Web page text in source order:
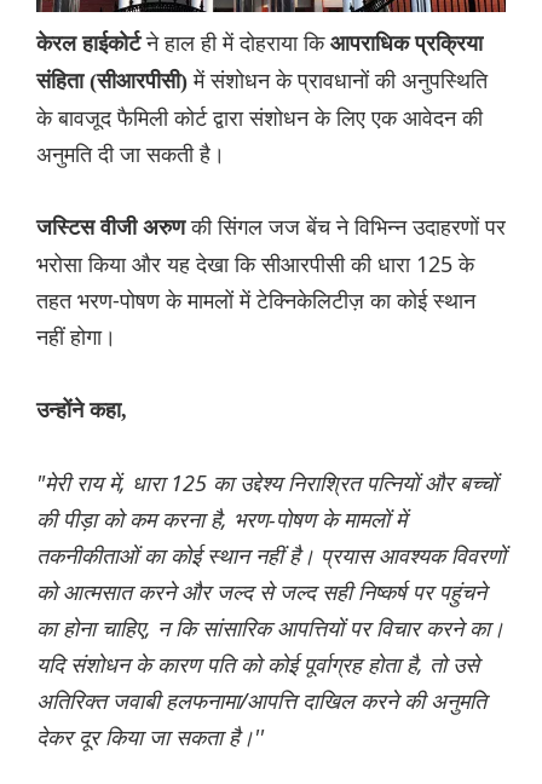
केरल हाईकोर्टने हाल ही में दोहराया कि आपराधिक प्रक्रिया
संहिता (सीआरपीसी)में संशोधन के प्रावधानों की अनुपस्थिति
के बावजूद फैमिली कोर्ट द्वारा संशोधन के लिए एक आवेदन की
अनुमति दी जा सकती है।
जस्टिस वीजी अरुणकी सिंगल जज बेंच ने विभिन्न उदाहरणों पर
भरोसा किया और यह देखा कि सीआरपीसी की धारा 125 के
तहत भरण-पोषण के मामलों में टेक्निकेलिटीज़ का कोई स्थान
नहीं होगा।
उन्होंने कहा,
"मेरी राय में, धारा 125 का उद्देश्य निराश्रित पत्नियों और बच्चों
की पीड़ा को कम करना है, भरण-पोषण के मामलों में
तकनीकीताओं का कोई स्थान नहीं है। प्रयास आवश्यक विवरणों
को आत्मसात करने और जल्द से जल्द सही निष्कर्ष पर पहुंचने
का होना चाहिए, न कि सांसारिक आपत्तियों पर विचार करने का।
यदि संशोधन के कारण पति को कोई पूर्वाग्रह होता है, तो उसे
अतिरिक्त जवाबी हलफनामा/आपत्ति दाखिल करने की अनुमति
देकर दूर किया जा सकता है।''